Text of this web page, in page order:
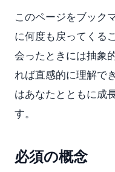
このページをブック
に何度も戻ってくる
会ったときには抽象
れば直感的に理解で
はあなたとともに成
す。
必須の概念